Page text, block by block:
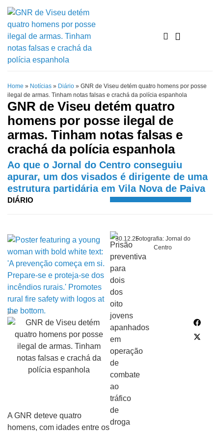
Home » Notícias » Diário » GNR de Viseu detém quatro homens por posse
ilegal de armas. Tinham notas falsas e crachá da polícia espanhola
GNR de Viseu detém quatro
homens por posse ilegal de
armas. Tinham notas falsas e
crachá da polícia espanhola
Ao que o Jornal do Centro conseguiu
apurar, um dos visados é dirigente de uma
estrutura partidária em Vila Nova de Paiva
DIÁRIO
30.12.25Fotografia: Jornal do
Centro
pub
A GNR deteve quatro
homens, com idades entre os